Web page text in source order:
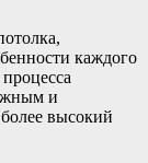
каждого
и
высокий